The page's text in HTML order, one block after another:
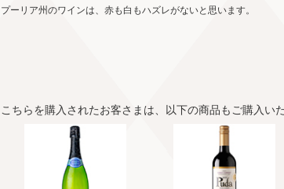
プーリア州のワインは、赤も白もハズレがないと思います。
こちらを購入されたお客さまは、以下の商品もご購入い